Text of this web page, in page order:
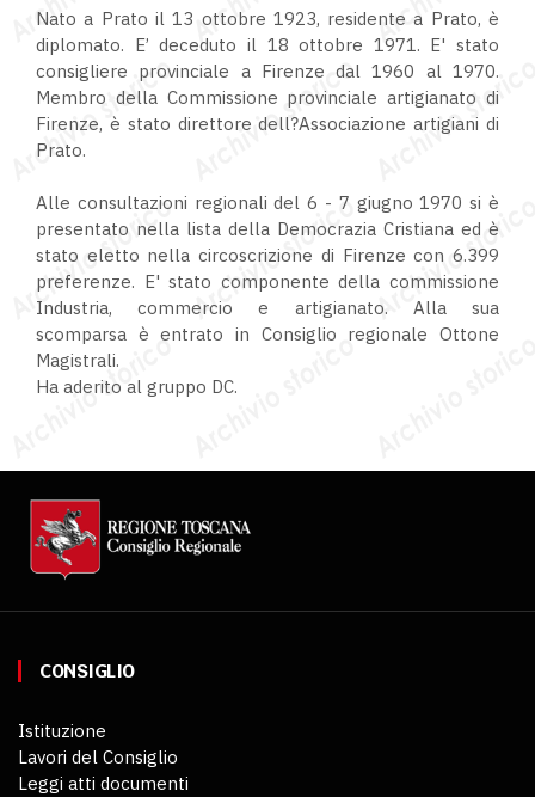
Nato a Prato il 13 ottobre 1923, residente a Prato, è
diplomato. E’ deceduto il 18 ottobre 1971. E' stato
consigliere provinciale a Firenze dal 1960 al 1970.
Membro della Commissione provinciale artigianato di
Firenze, è stato direttore dell?Associazione artigiani di
Prato.
Alle consultazioni regionali del 6 - 7 giugno 1970 si è
presentato nella lista della Democrazia Cristiana ed è
stato eletto nella circoscrizione di Firenze con 6.399
preferenze. E' stato componente della commissione
Industria, commercio e artigianato. Alla sua
scomparsa è entrato in Consiglio regionale Ottone
Magistrali.
Ha aderito al gruppo DC.
CONSIGLIO
Istituzione
Lavori del Consiglio
Leggi atti documenti